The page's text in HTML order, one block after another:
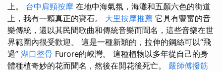
上。 台中肩頸按摩 在地中海氣氛，海灘和五顏六色的街道
上，我有一顆真正的寶石。 大里按摩推薦 它具有豐富的音
樂傳統，還以其民間歌曲和傳統音樂而聞名，這些音樂在世
界範圍內很受歡迎。 這是一種新穎的，拉伸的鋼絲可以“飛
過” 湖口整骨 Furore的峽灣。 這種植物以多年從自己的身
體種植奇妙的花而聞名，然後在開花後死亡。 嚴師傅撥筋